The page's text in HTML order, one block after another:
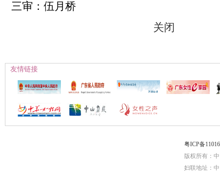
三审：伍月桥
关闭
友情链接
粤ICP备
版权所有：
妇联地址：